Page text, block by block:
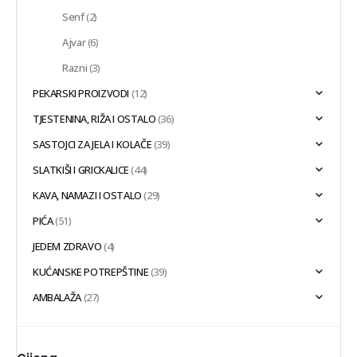
Senf(2)
Ajvar(6)
Razni(3)
PEKARSKI PROIZVODI (12)
TJESTENINA, RIŽA I OSTALO(36)
SASTOJCI ZA JELA I KOLAČE(39)
SLATKIŠI I GRICKALICE(44)
KAVA, NAMAZI I OSTALO(29)
PIĆA(51)
JEDEM ZDRAVO(4)
KUĆANSKE POTREPŠTINE(39)
AMBALAŽA(27)